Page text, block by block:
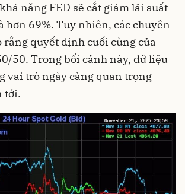
năng FED sẽ cắt giảm lãi suất
hơn 69%. Tuy nhiên, các chuyên
rằng quyết định cuối cùng của
50. Trong bối cảnh này, dữ liệu
vai trò ngày càng quan trọng
tới.